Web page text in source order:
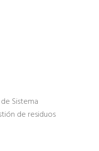
Sistema
de residuos